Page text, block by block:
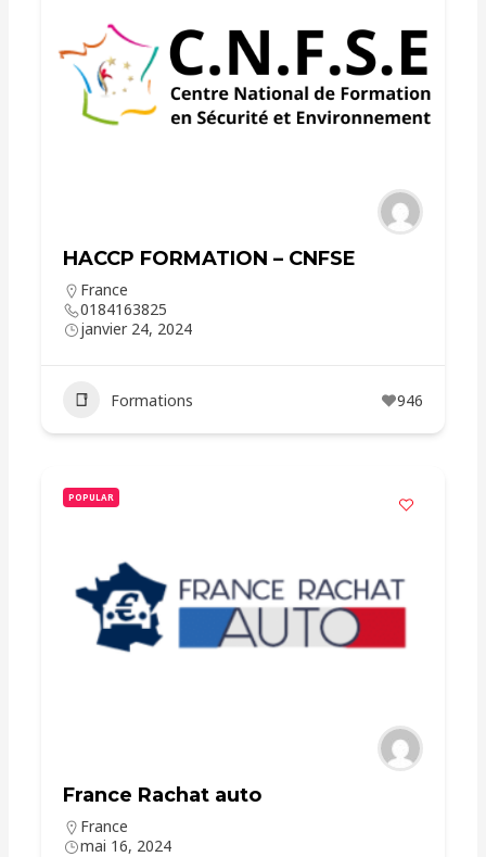
HACCP FORMATION – CNFSE
France
0184163825
janvier 24, 2024
Formations 946
POPULAR
France Rachat auto
France
mai 16, 2024